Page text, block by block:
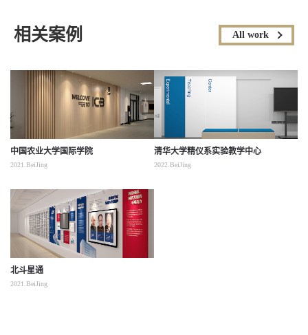
相关案例 All work
中国农业大学国际学院
2021.BeiJing
清华大学精仪系实验教学中心
2022.BeiJing
北斗星通
2021.BeiJing